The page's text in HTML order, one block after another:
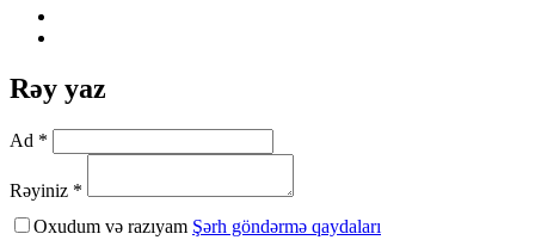
Rəy yaz
Ad *
Rəyiniz *
Oxudum və razıyam Şərh göndərmə qaydaları